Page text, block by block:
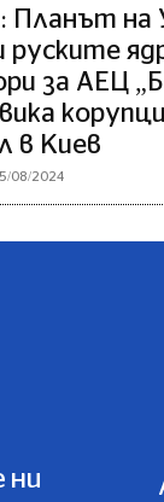
Планът на
руските
за АЕЦ
в Киев
08/2024
ни